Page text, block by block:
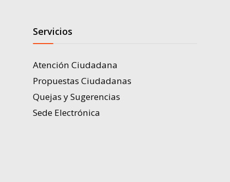
Servicios
Atención Ciudadana
Propuestas Ciudadanas
Quejas y Sugerencias
Sede Electrónica